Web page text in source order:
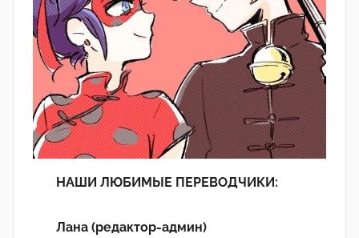
НАШИ ЛЮБИМЫЕ ПЕРЕВОДЧИКИ:
Лана (редактор-админ)